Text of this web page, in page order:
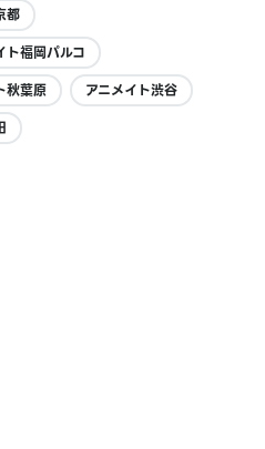
都
ト福岡パルコ
秋葉原
アニメイト渋谷